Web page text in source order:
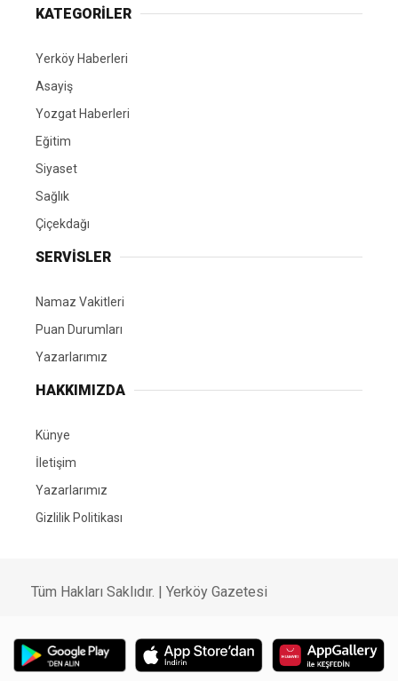
KATEGORİLER
Yerköy Haberleri
Asayiş
Yozgat Haberleri
Eğitim
Siyaset
Sağlık
Çiçekdağı
SERVİSLER
Namaz Vakitleri
Puan Durumları
Yazarlarımız
HAKKIMIZDA
Künye
İletişim
Yazarlarımız
Gizlilik Politikası
Tüm Hakları Saklıdır. | Yerköy Gazetesi